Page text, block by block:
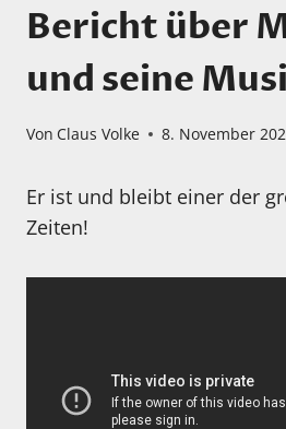
Bericht über
und seine
Von Claus Volke 8. November
Er ist und bleibt einer der
Zeiten!